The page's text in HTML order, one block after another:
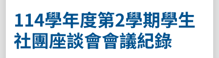
114學年度第2學期學生
社團座談會會議紀錄